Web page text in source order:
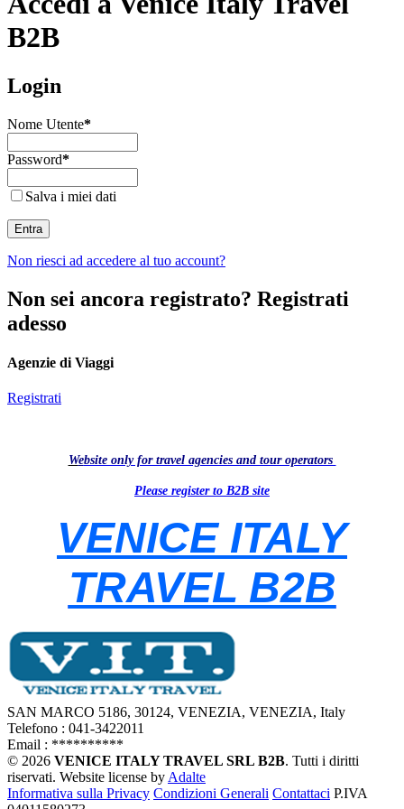
B2B
Login
Nome Utente*
Password*
Salva i miei dati
Entra
Non riesci ad accedere al tuo account?
Non sei ancora registrato? Registrati
adesso
Agenzie di Viaggi
Registrati
Website only for travel agencies and tour operators
Please register to B2B site
VENICE ITALY
TRAVEL B2B
SAN MARCO 5186, 30124, VENEZIA, VENEZIA, Italy
Telefono : 041-3422011
Email : **********
© 2026 VENICE ITALY TRAVEL SRL B2B. Tutti i diritti
riservati. Website license by Adalte
Informativa sulla Privacy Condizioni Generali Contattaci P.IVA